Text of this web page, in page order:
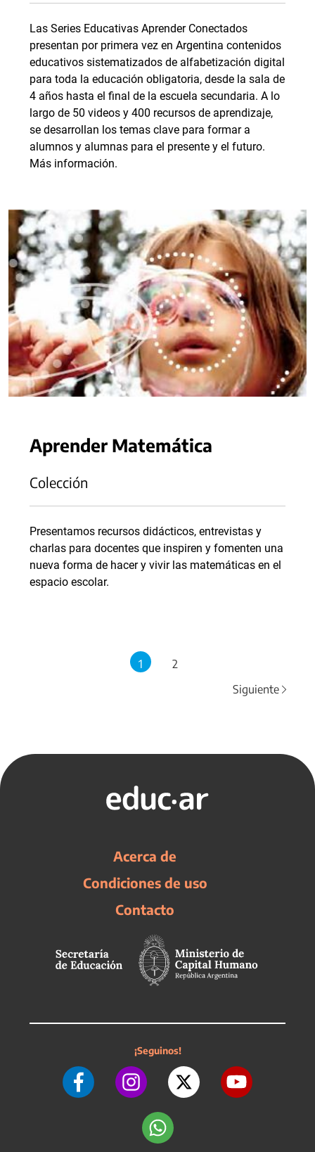
Las Series Educativas Aprender Conectados
presentan por primera vez en Argentina contenidos
educativos sistematizados de alfabetización digital
para toda la educación obligatoria, desde la sala de
4 años hasta el final de la escuela secundaria. A lo
largo de 50 videos y 400 recursos de aprendizaje,
se desarrollan los temas clave para formar a
alumnos y alumnas para el presente y el futuro.
Más información.
Aprender Matemática
Colección
Presentamos recursos didácticos, entrevistas y
charlas para docentes que inspiren y fomenten una
nueva forma de hacer y vivir las matemáticas en el
espacio escolar.
1
2
Siguiente
Acerca de
Condiciones de uso
Contacto
¡Seguinos!